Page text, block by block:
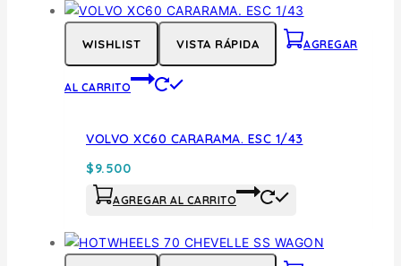
WISHLIST VISTA RÁPIDA AGREGAR
AL CARRITO
VOLVO XC60 CARARAMA. ESC 1/43
$9.500
AGREGAR AL CARRITO